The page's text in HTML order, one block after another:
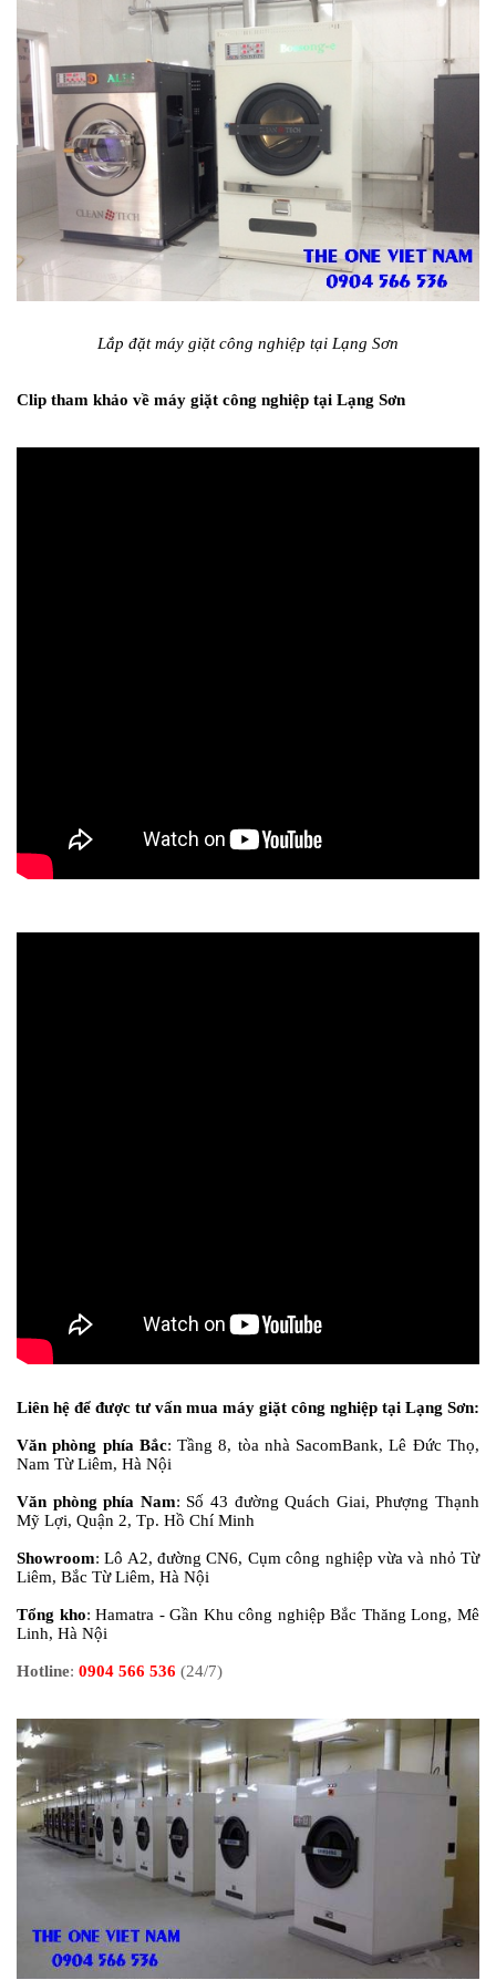
Lắp đặt máy giặt công nghiệp tại Lạng Sơn
Clip tham khảo về máy giặt công nghiệp tại Lạng Sơn
Liên hệ để được tư vấn mua máy giặt công nghiệp tại Lạng Sơn:
Văn phòng phía Bắc: Tầng 8, tòa nhà SacomBank, Lê Đức Thọ,
Nam Từ Liêm, Hà Nội
Văn phòng phía Nam: Số 43 đường Quách Giai, Phượng Thạnh
Mỹ Lợi, Quận 2, Tp. Hồ Chí Minh
Showroom: Lô A2, đường CN6, Cụm công nghiệp vừa và nhỏ Từ
Liêm, Bắc Từ Liêm, Hà Nội
Tổng kho: Hamatra - Gần Khu công nghiệp Bắc Thăng Long, Mê
Linh, Hà Nội
Hotline: 0904 566 536 (24/7)